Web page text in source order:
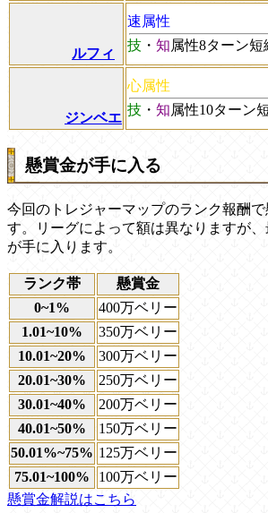
ルフィ
速属性
技 ・ 知属性8ターン短
ジンベエ
心属性
技 ・ 知属性10ターン
懸賞金が手に入る
今回のトレジャーマップのランク報酬
す。リーグによって額は異なりますが
が手に入ります。
ランク帯
懸賞金
0~1%
400万ベリー
1.01~10%
350万ベリー
10.01~20%
300万ベリー
20.01~30%
250万ベリー
30.01~40%
200万ベリー
40.01~50%
150万ベリー
50.01%~75% 125万ベリー
75.01~100%
100万ベリー
懸賞金解説はこちら